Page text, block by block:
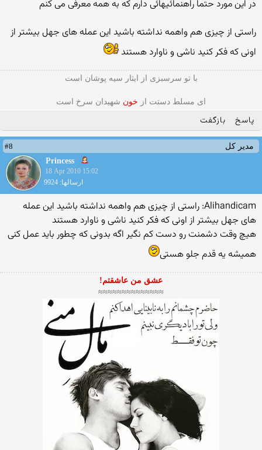
در این مورد حتما راهنمائیهائی دارم که به همه معرفی می کنم
راستی از چیزی هم واهمه نداشته باشید این عمله های جهل بیشتر از
اونی که فکر کنید ناشی و ناوارد هستند
با تو سرسبزی از ایثار سیه پوشان است
ای مسلط دستت از خون شهیدان سرخ است
پاسخ بازگفت
مدیر کل
#8
Princess
18 Apr 2010 15:02
ارسالها: 9924
Alihandicam: راستی از چیزی هم واهمه نداشته باشید این عمله
های جهل بیشتر از اونی که فکر کنید ناشی و ناوارد هستند
هیچ وقت دشمنت رو دست كم نگیر اگه بدونی كه چطور باید عمل كنی
همیشه یه قدم جلو هستی
عشق من عاشقتم!
≈≈≈≈≈≈≈≈≈≈≈≈≈≈